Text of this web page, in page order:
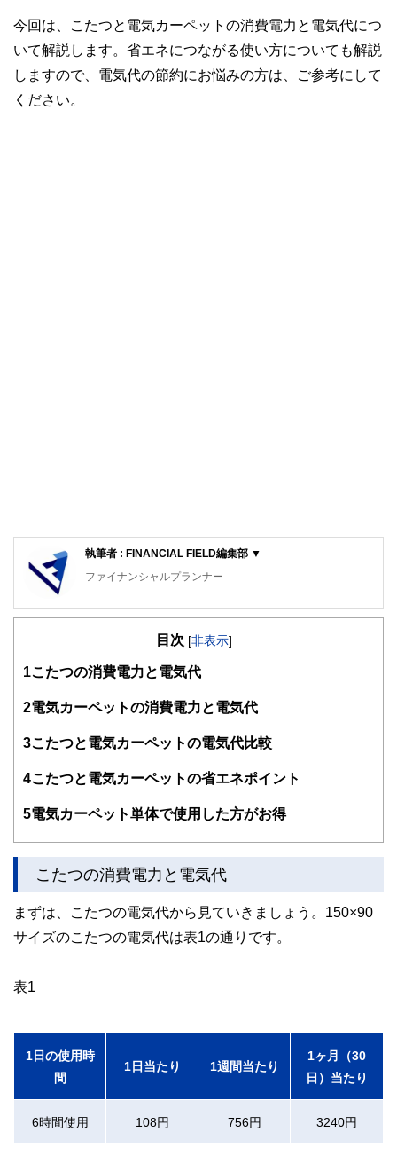
今回は、こたつと電気カーペットの消費電力と電気代につ
いて解説します。省エネにつながる使い方についても解説
しますので、電気代の節約にお悩みの方は、ご参考にして
ください。
執筆者 : FINANCIAL FIELD編集部 ▼
ファイナンシャルプランナー
FinancialField編集部は、金融、経済に関する記事を、日々
知識がない方でも理解できるようわかりやすく発信していま
得者を中心に「お金や暮らし」に関する書籍・雑誌の編集経
験者で構成され、企画立案から記事掲載まですべての工程に
護士、税理士、宅地建物取引士、相続診断士、住宅ローンア
士、行政書士、投資アナリスト、キャリアコンサルタントな
かしく感じられる年金や税金、相続、保険、ローンなどの話
をわかりやすく発信している点です。
執筆者・監修者による執筆体制を築くことで、内容のわかり
やすさはもちろんのこと、読み応えのあるコンテンツと確か
な情報発信を実現しています。
目次 [非表示]
1 こたつの消費電力と電気代
2電気カーペットの消費電力と電気代
3こたつと電気カーペットの電気代比較
4こたつと電気カーペットの省エネポイント
5電気カーペット単体で使用した方がお得
こたつの消費電力と電気代
まずは、こたつの電気代から見ていきましょう。150×90
サイズのこたつの電気代は表1の通りです。
表1
1日の使用時
間
1日当たり 1週間当たり
1ヶ月（30
日）当たり
6時間使用 108円 756円 3240円